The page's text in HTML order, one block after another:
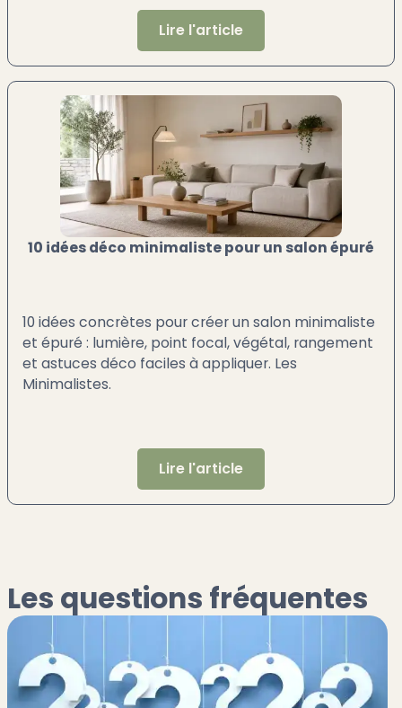
Lire l'article
10 idées déco minimaliste pour un salon épuré
10 idées concrètes pour créer un salon minimaliste
et épuré : lumière, point focal, végétal, rangement
et astuces déco faciles à appliquer. Les
Minimalistes.
Lire l'article
Les questions fréquentes